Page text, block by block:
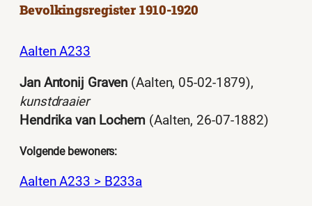
Bevolkingsregister 1910-1920
Aalten A233
Jan Antonij Graven (Aalten, 05-02-1879),
kunstdraaier
Hendrika van Lochem (Aalten, 26-07-1882)
Volgende bewoners:
Aalten A233 > B233a